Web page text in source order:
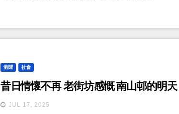
港聞 社會
昔日情懷不再 老街坊感慨 南山邨的明天
JUL 17, 2025